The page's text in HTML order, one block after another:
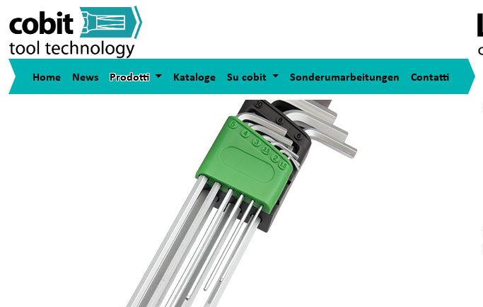
Home News Prodotti Kataloge Su cobit Sonderumarbeitungen Contatti